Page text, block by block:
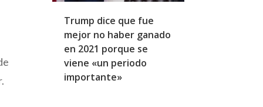
Trump dice que fue
mejor no haber ganado
en 2021 porque se
viene «un periodo
importante»